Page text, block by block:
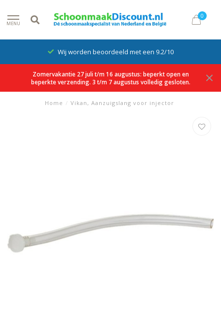
MENU
0
Wij worden beoordeeld met een 9.2/10
Zomervakantie 27 juli t/m 16 augustus: beperkt open en
beperkte verzending. 3 t/m 7 augustus volledig gesloten.
Home / Vikan, Aanzuigslang voor injector